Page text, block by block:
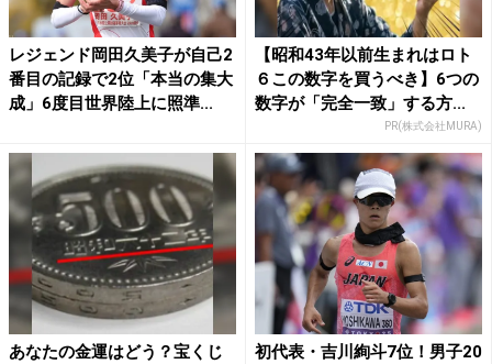
レジェンド岡田久美子が自己2
番目の記録で2位「本当の集大
成」6度目世界陸上に照準...
【昭和43年以前生まれはロト
６この数字を買うべき】6つの
数字が「完全一致」する方...
PR(株式会社MURA)
あなたの金運はどう？宝くじ
初代表・吉川絢斗7位！男子20